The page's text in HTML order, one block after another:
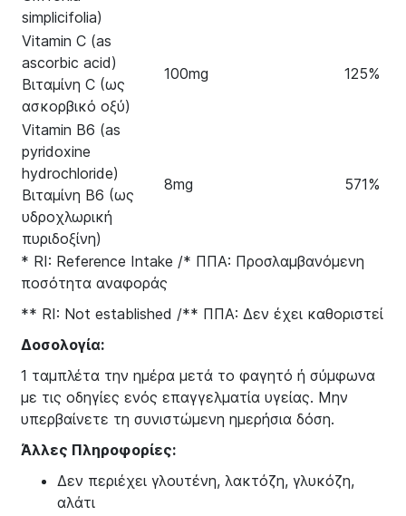
simplicifolia)
Vitamin C (as
ascorbic acid)
Βιταμίνη C (ως
ασκορβικό οξύ)
100mg 125%
Vitamin B6 (as
pyridoxine
hydrochloride)
Βιταμίνη B6 (ως
υδροχλωρική
πυριδοξίνη)
8mg 571%
* RI: Reference Intake /* ΠΠΑ: Προσλαμβανόμενη
ποσότητα αναφοράς
** RI: Not established /** ΠΠΑ: Δεν έχει καθοριστεί
Δοσολογία:
1 ταμπλέτα την ημέρα μετά το φαγητό ή σύμφωνα
με τις οδηγίες ενός επαγγελματία υγείας. Μην
υπερβαίνετε τη συνιστώμενη ημερήσια δόση.
Άλλες Πληροφορίες:
Δεν περιέχει γλουτένη, λακτόζη, γλυκόζη,
αλάτι